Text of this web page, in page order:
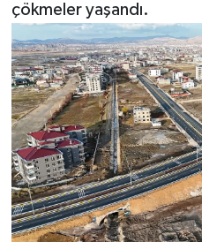
çökmeler yaşandı.